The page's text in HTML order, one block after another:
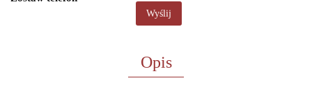
Wyślij
Opis